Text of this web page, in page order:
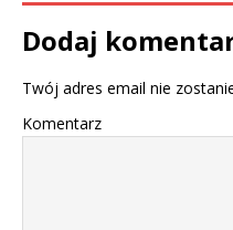
Dodaj
Twój adres email nie
Komentarz